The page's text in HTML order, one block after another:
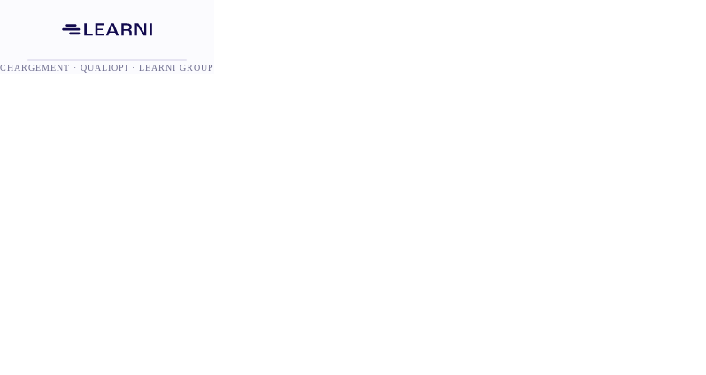
CHARGEMENT · QUALIOPI · LEARNI GROUP